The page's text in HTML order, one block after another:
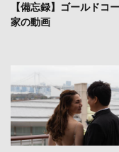
【備忘録】ゴールドコ
家の動画